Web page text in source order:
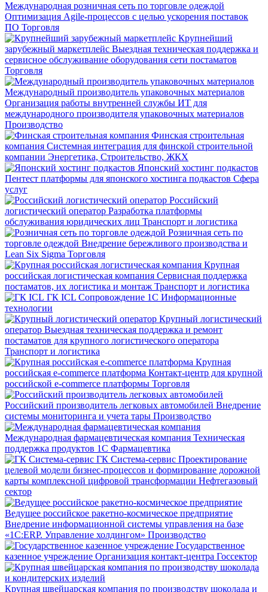
Международная розничная сеть по торговле одеждой
Оптимизация Agile-процессов с целью ускорения поставок
ПО Торговля
Крупнейший
зарубежный маркетплейс Выездная техническая поддержка и
сервисное обслуживание оборудования сети постаматов
Торговля
Международный производитель упаковочных материалов
Организация работы внутренней службы ИТ для
международного производителя упаковочных материалов
Производство
Финская строительная
компания Системная интеграция для финской строительной
компании Энергетика, Строительство, ЖКХ
Японский хостинг подкастов
Пентест платформы для японского хостинга подкастов Сфера
услуг
Российский
логистический оператор Разработка платформы
обслуживания юридических лиц Транспорт и логистика
Розничная сеть по
торговле одеждой Внедрение бережливого производства и
Lean Six Sigma Торговля
Крупная
российская логистическая компания Сервисная поддержка
постаматов, их логистика и монтаж Транспорт и логистика
ГК ICL Сопровождение 1С Информационные
технологии
Крупный логистический
оператор Выездная техническая поддержка и ремонт
постаматов для крупного логистического оператора
Транспорт и логистика
Крупная
российская e-commerce платформа Контакт-центр для крупной
российской e-commerce платформы Торговля
Российский производитель легковых автомобилей Внедрение
системы мониторинга и учета тары Производство
Международная фармацевтическая компания Техническая
поддержка продуктов 1С Фармацевтика
ГК Система-сервис Проектирование
целевой модели бизнес-процессов и формирование дорожной
карты комплексной цифровой трансформации Нефтегазовый
сектор
Ведущее российское ракетно-космическое предприятие
Внедрение информационной системы управления на базе
«1С:ERP. Управление холдингом» Производство
Государственное
казенное учреждение Организация контакт-центра Госсектор
Крупная швейцарская компания по производству шоколада и